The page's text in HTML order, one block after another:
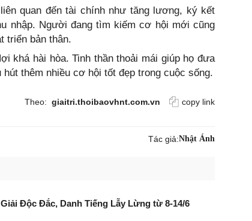
quan đến tài chính như tăng lương, ký kết
nhập. Người đang tìm kiếm cơ hội mới cũng
triển bản thân.
khá hài hòa. Tinh thần thoải mái giúp họ đưa
thêm nhiều cơ hội tốt đẹp trong cuộc sống.
Theo: giaitri.thoibaovhnt.com.vn copy link
Tác giả:Nhật Ánh
Độc Đắc, Danh Tiếng Lẫy Lừng từ 8-14/6